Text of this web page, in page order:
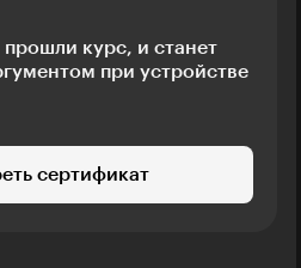
курс, и станет
при устройстве
сертификат